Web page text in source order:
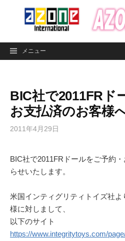
ン
メニュー
BIC社で2011FRド
お支払済のお客様
2011年4月29日
BIC社で2011FRドールをご予約
らせいたします。
米国インティグリティトイズ社
様に対しまして、
以下のサイト
https://www.integritytoys.com/